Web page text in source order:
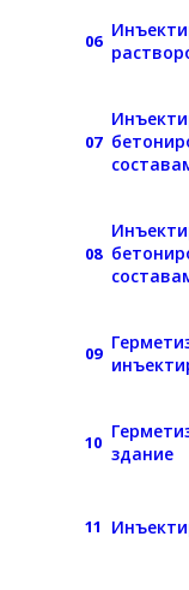
06
07
08
09
10 здание
11